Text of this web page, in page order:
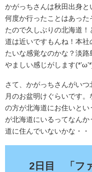
かがっちさんは秋田出身
何度か行ったことはあっ
たので久しぶりの北海道
道は近いですもんね！本
たいな感覚なのかな？淡
やましい感じがします
さて、かがっちさんがい
月のお盆明けぐらいです
の方が北海道にお住いと
が北海道にいるってなん
道に住んでいないかな・・
2日目 「フ